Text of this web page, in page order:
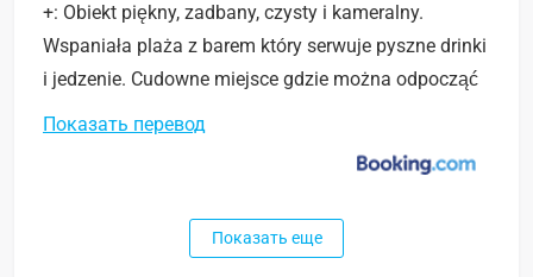
+: Obiekt piękny, zadbany, czysty i kameralny.
Wspaniała plaża z barem który serwuje pyszne drinki
i jedzenie. Cudowne miejsce gdzie można odpocząć
Показать перевод
Показать еще